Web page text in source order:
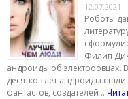
12.07.2021
Роботы
Филип
андроиды об электроовцах.
десятков лет андроиды
фантастов, создателей …